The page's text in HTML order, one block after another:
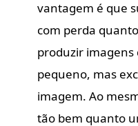
vantagem é que
com perda
produzir
pequeno, mas
imagem. Ao
tão bem quanto